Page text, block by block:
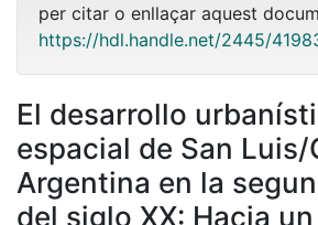
per citar o enllaçar aquest
https://hdl.handle.net/2445/
El desarrollo
espacial de San
Argentina en la
del siglo XX: Hacia